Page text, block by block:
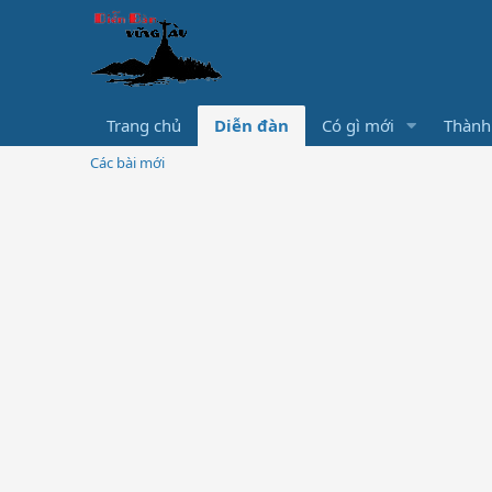
Trang chủ Diễn đàn Có gì mới
Các bài mới